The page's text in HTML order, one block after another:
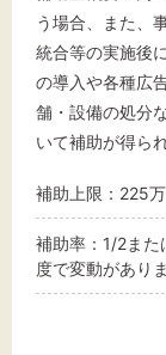
う場合、また、
統合等の実施後
の導入や各種広
舗・設備の処分
いて補助が得ら
補助上限：225
補助率：1/2ま
度で変動がありま